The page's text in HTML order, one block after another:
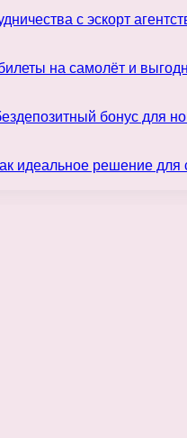
с эскорт
на самолёт и
бонус для
идеальное решение для